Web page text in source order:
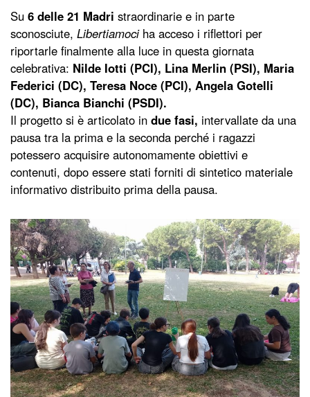
Su 6 delle 21 Madri straordinarie e in parte
sconosciute, Libertiamoci ha acceso i riflettori per
riportarle finalmente alla luce in questa giornata
celebrativa: Nilde Iotti (PCI), Lina Merlin (PSI), Maria
Federici (DC), Teresa Noce (PCI), Angela Gotelli
(DC), Bianca Bianchi (PSDI).
Il progetto si è articolato in due fasi, intervallate da una
pausa tra la prima e la seconda perché i ragazzi
potessero acquisire autonomamente obiettivi e
contenuti, dopo essere stati forniti di sintetico materiale
informativo distribuito prima della pausa.